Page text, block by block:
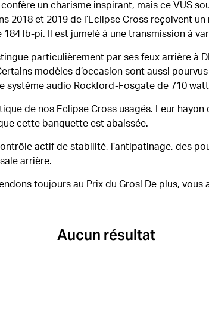
confère un charisme inspirant, mais ce VUS
2018 et 2019 de l’Eclipse Cross reçoivent
lb-pi. Il est jumelé à une transmission à
particulièrement par ses feux arrière à
modèles d’occasion sont aussi
système audio Rockford-Fosgate de 710
de nos Eclipse Cross usagés. Leur
cette banquette est abaissée.
actif de stabilité, l’antipatinage, des
arrière.
toujours au Prix du Gros! De plus,
Aucun résultat